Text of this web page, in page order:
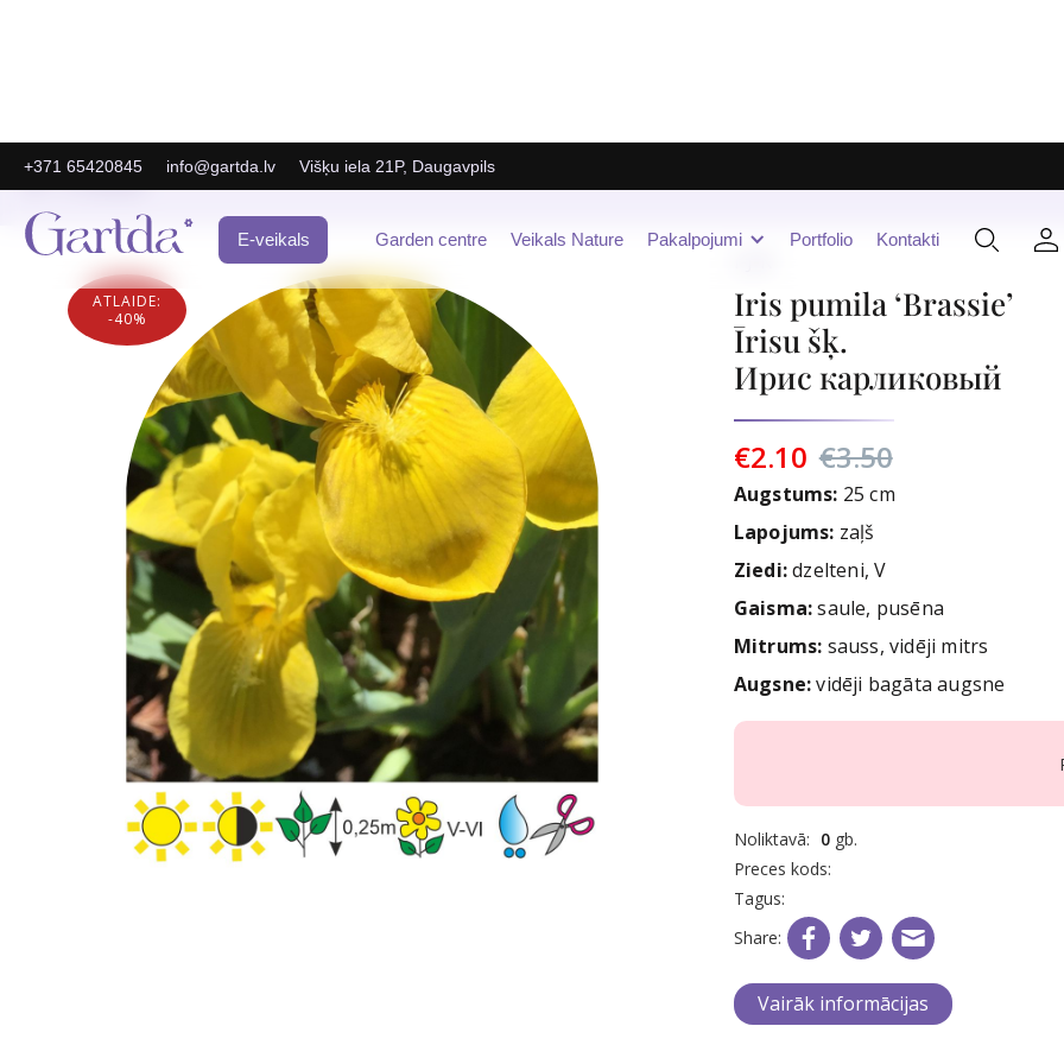
+371 65420845 info@gartda.lv Višķu iela 21P, Daugavpils
E-veikals Garden centre Veikals Nature Pakalpojumi Portfolio Kontakti
E-Veikals
ATLAIDE:
-40%
Iris pumila ‘Brassie’
Īrisu šķ.
Ирис карликовый
€2.10 €3.50
Augstums: 25 cm
Lapojums: zaļš
Ziedi:dzelteni, V
Gaisma:saule, pusēna
Mitrums: sauss, vidēji mitrs
Augsne:vidēji bagāta augsne
Noliktavā: 0gb.
Preces kods:
Tagus:
Share:
Vairāk informācijas